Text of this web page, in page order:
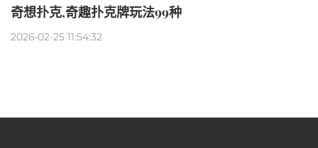
奇想扑克,奇趣扑克牌玩法99种
2026-02-25 11:54:32